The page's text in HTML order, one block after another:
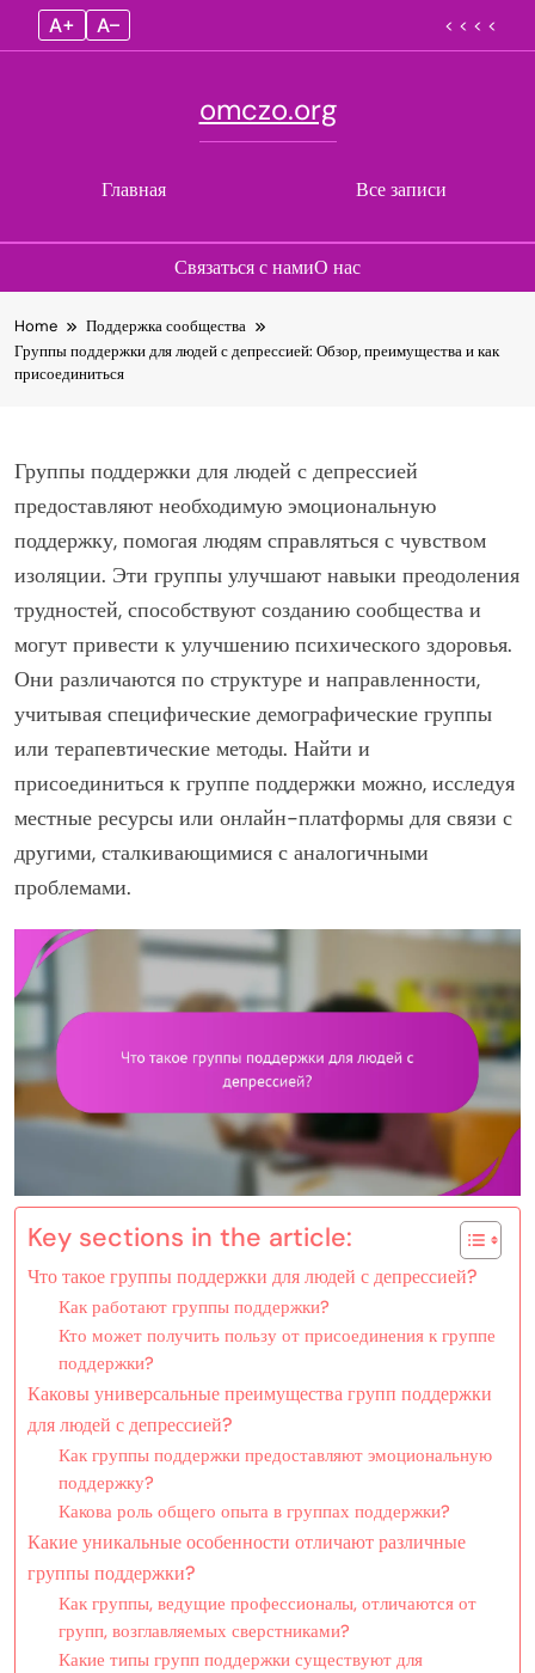
A+ A– < < < <
Главная
omczo.org
Все записи
Связаться с намиО нас
to
content
Home
Поддержка сообщества
Группы поддержки для людей с депрессией: Обзор, преимущества и как
присоединиться
Группы поддержки для людей с депрессией
предоставляют необходимую эмоциональную
поддержку, помогая людям справляться с чувством
изоляции. Эти группы улучшают навыки преодоления
трудностей, способствуют созданию сообщества и
могут привести к улучшению психического здоровья.
Они различаются по структуре и направленности,
учитывая специфические демографические группы
или терапевтические методы. Найти и
присоединиться к группе поддержки можно, исследуя
местные ресурсы или онлайн-платформы для связи с
другими, сталкивающимися с аналогичными
проблемами.
Key sections in the article:
Что такое группы поддержки для людей с депрессией?
Как работают группы поддержки?
Кто может получить пользу от присоединения к группе
поддержки?
Каковы универсальные преимущества групп поддержки
для людей с депрессией?
Как группы поддержки предоставляют эмоциональную
поддержку?
Какова роль общего опыта в группах поддержки?
Какие уникальные особенности отличают различные
группы поддержки?
Как группы, ведущие профессионалы, отличаются от
групп, возглавляемых сверстниками?
Какие типы групп поддержки существуют для